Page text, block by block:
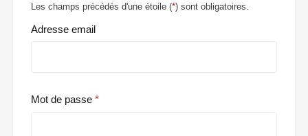
Les champs précédés d'une étoile (*) sont obligatoires.
Adresse email
Mot de passe